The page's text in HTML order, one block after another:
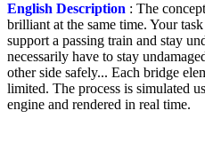
English Description : The
brilliant at the same time. Your
support a passing train and stay
necessarily have to stay
other side safely... Each bridge
limited. The process is simulated
engine and rendered in real time.